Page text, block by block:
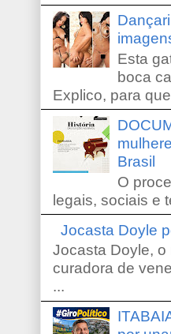
Esta
boca
Explico, para
Brasil
O
legais, sociais e
Jocasta Doyle
Jocasta Doyle,
curadora de
...